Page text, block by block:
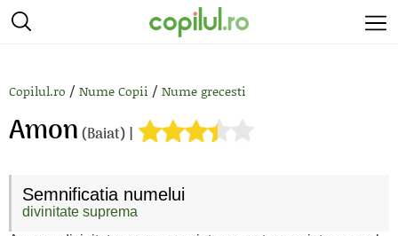
Copilul.ro / Nume Copii / Nume grecesti
Amon(Baiat) |
Semnificatia numelui
divinitate suprema